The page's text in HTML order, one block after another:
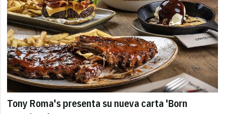
Tony Roma's presenta su nueva carta 'Born